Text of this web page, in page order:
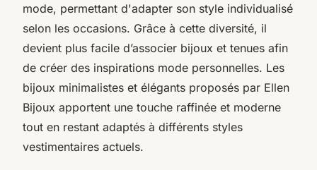
mode, permettant d'adapter son style individualisé
selon les occasions. Grâce à cette diversité, il
devient plus facile d’associer bijoux et tenues afin
de créer des inspirations mode personnelles. Les
bijoux minimalistes et élégants proposés par Ellen
Bijoux apportent une touche raffinée et moderne
tout en restant adaptés à différents styles
vestimentaires actuels.